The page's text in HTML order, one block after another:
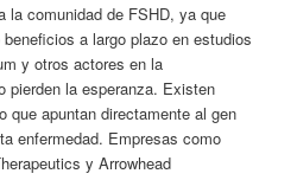
la comunidad de FSHD, ya que
a largo plazo en estudios
y otros actores en la
pierden la esperanza. Existen
que apuntan directamente al gen
enfermedad. Empresas como
y Arrowhead